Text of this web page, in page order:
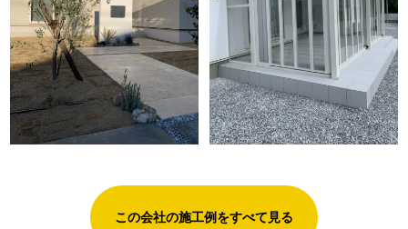
この会社の施工例をすべて見る